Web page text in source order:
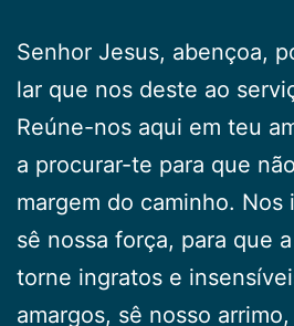
Senhor Jesus, abençoa,
lar que nos deste ao
Reúne-nos aqui em teu
a procurar-te para que
margem do caminho. Nos
sê nossa força, para que
torne ingratos e
amargos, sê nosso